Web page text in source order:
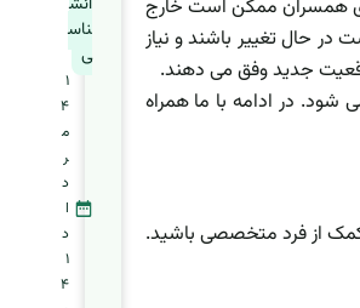
همسران ممکن است خارج
حال تغییر باشند و نیاز
جدید وفق می دهند.
شود. در ادامه با ما همراه
از فرد متخصصی باشید.
ناس
ی
1
4
م
ر
د
ا
د
1
4